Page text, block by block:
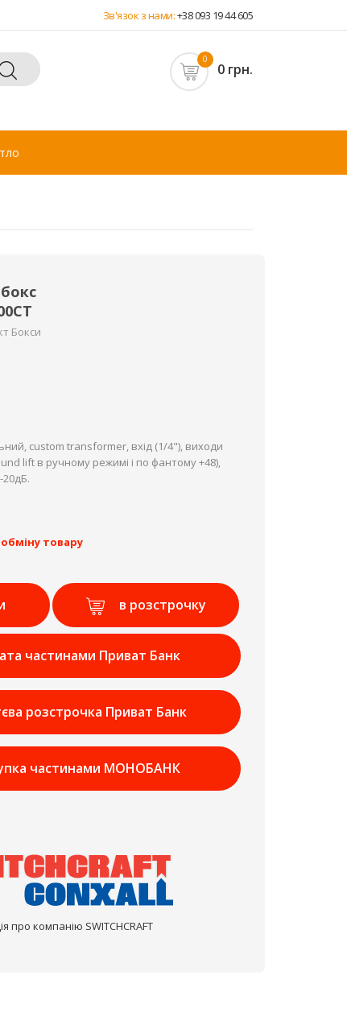
Зв'язок з нами:+38 093 19 44 605
0
0 грн.
Бокси
custom transformer, вхід (1/4"), виходи
lift в ручному режимі і по фантому +48),
20дБ.
товару
в розстрочку
частинами Приват Банк
розстрочка Приват Банк
частинами МОНОБАНК
про компанію SWITCHCRAFT